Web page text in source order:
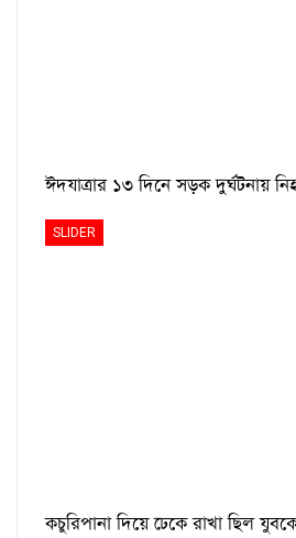
ঈদযাত্রার ১৩ দিনে সড়ক দুর্ঘটনায়
SLIDER
কচুরিপানা দিয়ে ঢেকে রাখা ছিল